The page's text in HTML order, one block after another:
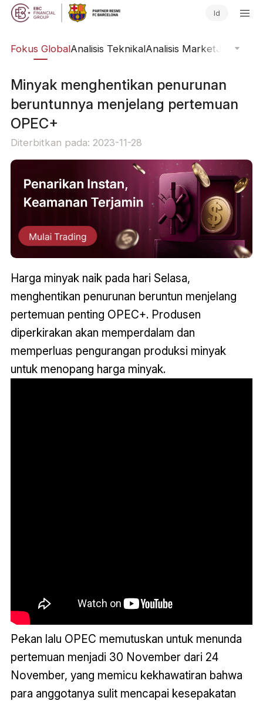
Id
Fokus GlobalAnalisis TeknikalAnalisis MarketJurnal
Minyak menghentikan penurunan
beruntunnya menjelang pertemuan
OPEC+
Diterbitkan pada: 2023-11-28
Harga minyak naik pada hari Selasa,
menghentikan penurunan beruntun menjelang
pertemuan penting OPEC+. Produsen
diperkirakan akan memperdalam dan
memperluas pengurangan produksi minyak
untuk menopang harga minyak.
Pekan lalu OPEC memutuskan untuk menunda
pertemuan menjadi 30 November dari 24
November, yang memicu kekhawatiran bahwa
para anggotanya sulit mencapai kesepakatan